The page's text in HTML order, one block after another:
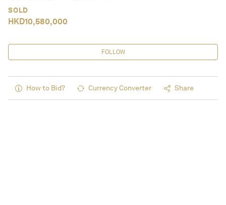
SOLD
HKD10,580,000
FOLLOW
How to Bid? Currency Converter Share